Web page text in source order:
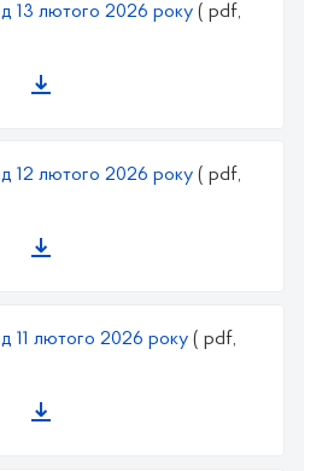
13 лютого 2026 року ( pdf,
12 лютого 2026 року ( pdf,
11 лютого 2026 року ( pdf,